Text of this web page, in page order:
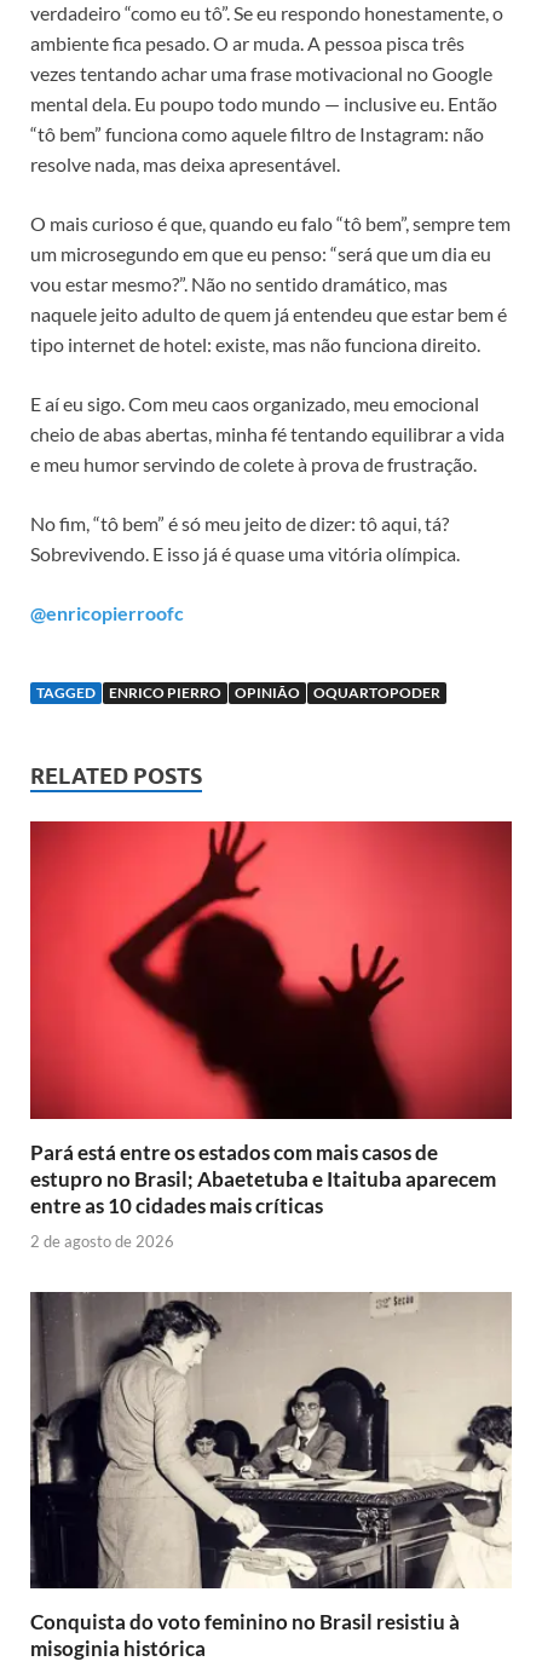
verdadeiro “como eu tô”. Se eu respondo honestamente, o
ambiente fica pesado. O ar muda. A pessoa pisca três
vezes tentando achar uma frase motivacional no Google
mental dela. Eu poupo todo mundo — inclusive eu. Então
“tô bem” funciona como aquele filtro de Instagram: não
resolve nada, mas deixa apresentável.
O mais curioso é que, quando eu falo “tô bem”, sempre tem
um microsegundo em que eu penso: “será que um dia eu
vou estar mesmo?”. Não no sentido dramático, mas
naquele jeito adulto de quem já entendeu que estar bem é
tipo internet de hotel: existe, mas não funciona direito.
E aí eu sigo. Com meu caos organizado, meu emocional
cheio de abas abertas, minha fé tentando equilibrar a vida
e meu humor servindo de colete à prova de frustração.
No fim, “tô bem” é só meu jeito de dizer: tô aqui, tá?
Sobrevivendo. E isso já é quase uma vitória olímpica.
@enricopierroofc
TAGGED ENRICO PIERRO OPINIÃO OQUARTOPODER
RELATED POSTS
Pará está entre os estados com mais casos de
estupro no Brasil; Abaetetuba e Itaituba aparecem
entre as 10 cidades mais críticas
2 de agosto de 2026
Conquista do voto feminino no Brasil resistiu à
misoginia histórica